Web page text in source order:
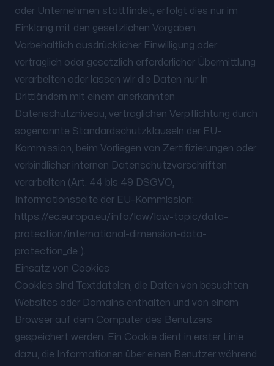
oder Unternehmen stattfindet, erfolgt dies nur im
Einklang mit den gesetzlichen Vorgaben.
Vorbehaltlich ausdrücklicher Einwilligung oder
vertraglich oder gesetzlich erforderlicher Übermittlung
verarbeiten oder lassen wir die Daten nur in
Drittländern mit einem anerkannten
Datenschutzniveau, vertraglichen Verpflichtung durch
sogenannte Standardschutzklauseln der EU-
Kommission, beim Vorliegen von Zertifizierungen oder
verbindlicher internen Datenschutzvorschriften
verarbeiten (Art. 44 bis 49 DSGVO,
Informationsseite der EU-Kommission:
https://ec.europa.eu/info/law/law-topic/data-
protection/international-dimension-data-
protection_de ).
Einsatz von Cookies
Cookies sind Textdateien, die Daten von besuchten
Websites oder Domains enthalten und von einem
Browser auf dem Computer des Benutzers
gespeichert werden. Ein Cookie dient in erster Linie
dazu, die Informationen über einen Benutzer während